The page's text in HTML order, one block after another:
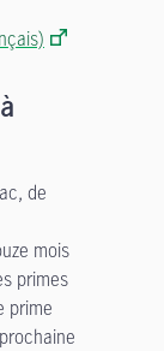
de
mois
primes
prime